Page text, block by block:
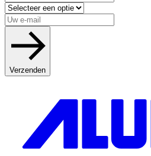
Verzenden